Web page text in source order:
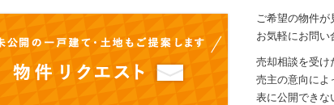
ご希望の物件が
お気軽にお問い
売却相談を受け
売主の意向によ
表に公開できな